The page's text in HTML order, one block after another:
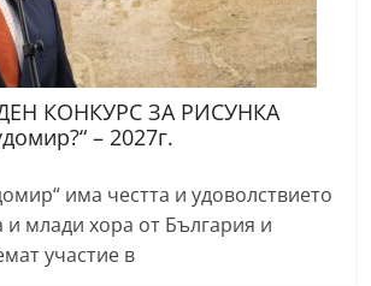
КОНКУРС ЗА РИСУНКА
– 2027г.
има честта и удоволствието
и млади хора от България и
участие в